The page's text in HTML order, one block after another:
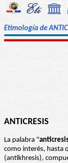
Etimología de
ANTICRESIS
La palabra "
como interés, hasta
(antikhresis),